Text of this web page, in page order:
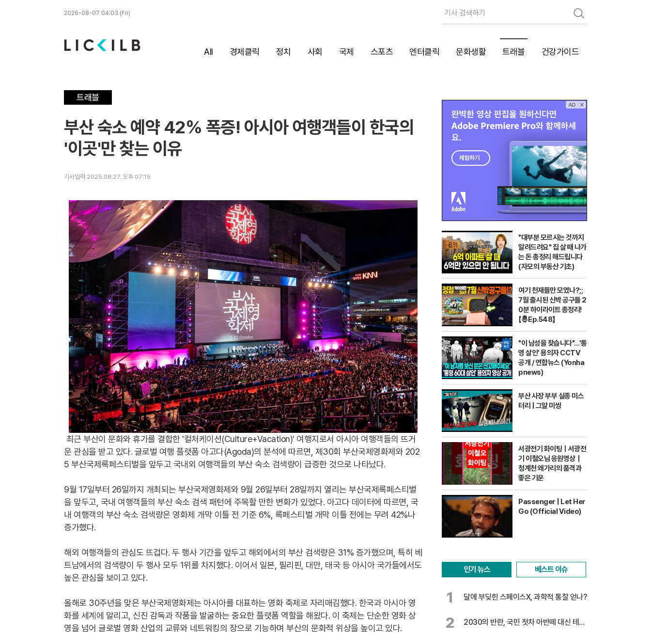
검
색
2026-08-07 04:03 (Fri)
All 경제클릭 정치 사회 국제 스포츠 엔터클릭 문화생활 트래블 건강가이드
트래블
부산 숙소 예약 42% 폭증! 아시아 여행객들이 한국의
'이곳'만 찾는 이유
기사입력 2025.08.27. 오후 07:15
최근 부산이 문화와 휴가를 결합한 '컬처케이션(Culture+Vacation)' 여행지로서 아시아 여행객들의 뜨거
운 관심을 받고 있다. 글로벌 여행 플랫폼 아고다(Agoda)의 분석에 따르면, 제30회 부산국제영화제와 202
5 부산국제록페스티벌을 앞두고 국내외 여행객들의 부산 숙소 검색량이 급증한 것으로 나타났다.
9월 17일부터 26일까지 개최되는 부산국제영화제와 9월 26일부터 28일까지 열리는 부산국제록페스티벌
을 앞두고, 국내 여행객들의 부산 숙소 검색 패턴에 주목할 만한 변화가 있었다. 아고다 데이터에 따르면, 국
내 여행객의 부산 숙소 검색량은 영화제 개막 이틀 전 기준 6%, 록페스티벌 개막 이틀 전에는 무려 42%나
증가했다.
해외 여행객들의 관심도 뜨겁다. 두 행사 기간을 앞두고 해외에서의 부산 검색량은 31% 증가했으며, 특히 베
트남에서의 검색량이 두 행사 모두 1위를 차지했다. 이어서 일본, 필리핀, 대만, 태국 등 아시아 국가들에서도
높은 관심을 보이고 있다.
올해로 30주년을 맞은 부산국제영화제는 아시아를 대표하는 영화 축제로 자리매김했다. 한국과 아시아 영
화를 세계에 알리고, 신진 감독과 작품을 발굴하는 중요한 플랫폼 역할을 해왔다. 이 축제는 단순한 영화 상
영을 넘어 글로벌 영화 산업의 교류와 네트워킹의 장으로 기능하며 부산의 문화적 위상을 높이고 있다.
"대부분 모르시는 것까지
알려드려요" 집 살 때 나가
는 돈 총정리 해드립니다
(자모의 부동산 기초)
여기 천재들만 모였나?;;
7월 출시된 신박 공구들 2
0분 하이라이트 총정리!
【🤴Ep.548】
"이 남성을 찾습니다"…'통
영 살인' 용의자 CCTV
공개 / 연합뉴스 (Yonha
pnews)
부산 사장 부부 실종 미스
터리 | 그알 미씽
서광전기 화이팅ㅣ서광전
기 이철오님 응원영상｜
청계천 왜가리의 품격과
좋은 기운
Passenger | Let Her
Go (Official Video)
인기 뉴스 베스트 이슈
1 달에 부딪힌 스페이스X, 과학적 통찰 얻나?
2 2030의 반란, 국민 첫차 아반떼 대신 테슬